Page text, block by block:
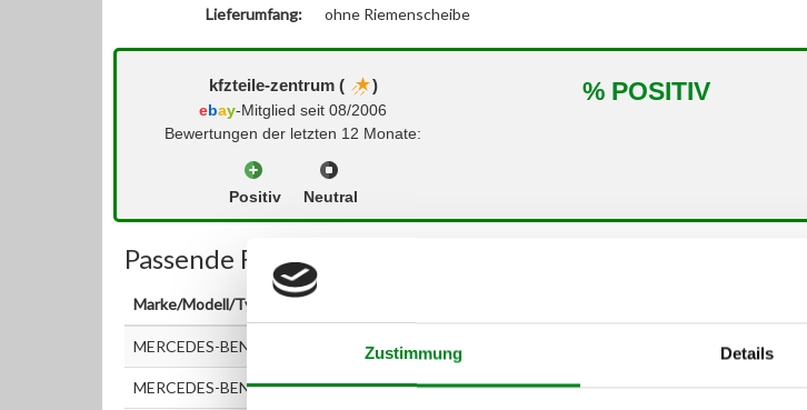
Zustimmung Details
Lieferumfang:
ohne Riemenscheibe
kfzteile-zentrum ( )
ebay-Mitglied seit 08/2006
Bewertungen der letzten 12 Monate:
Positiv Neutral
% POSITIV
Passende Fahrzeuge:
Marke/Modell/Typ
MERCEDES-BENZ S-CLASS (W140) 300 SE 2.8 (140.028)
MERCEDES-BENZ S-CLASS (W140) 300 SE,SEL/S320 (140.032, 140.033)